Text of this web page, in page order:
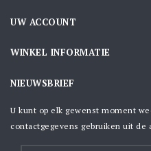
UW ACCOUNT
WINKEL INFORMATIE
NIEUWSBRIEF
U kunt op elk gewenst moment
contactgegevens gebruiken uit de